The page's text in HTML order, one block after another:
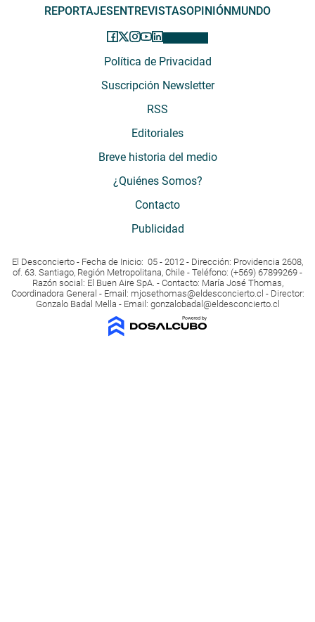
REPORTAJES ENTREVISTASOPINIÓN MUNDO
Política de Privacidad
Suscripción Newsletter
RSS
Editoriales
Breve historia del medio
¿Quiénes Somos?
Contacto
Publicidad
El Desconcierto - Fecha de Inicio: 05 - 2012 - Dirección: Providencia 2608,
of. 63. Santiago, Región Metropolitana, Chile - Teléfono: (+569) 67899269 -
Razón social: El Buen Aire SpA. - Contacto: María José Thomas,
Coordinadora General - Email: mjosethomas@eldesconcierto.cl - Director:
Gonzalo Badal Mella - Email: gonzalobadal@eldesconcierto.cl